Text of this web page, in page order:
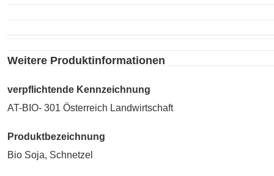
Weitere Produktinformationen
verpflichtende Kennzeichnung
AT-BIO- 301 Österreich Landwirtschaft
Produktbezeichnung
Bio Soja, Schnetzel